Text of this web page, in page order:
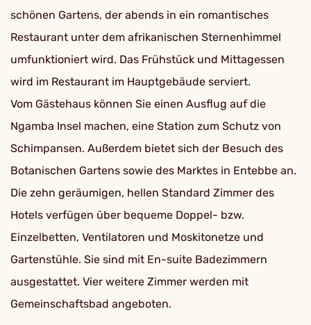
schönen Gartens, der abends in ein romantisches
Restaurant unter dem afrikanischen Sternenhimmel
umfunktioniert wird. Das Frühstück und Mittagessen
wird im Restaurant im Hauptgebäude serviert.
Vom Gästehaus können Sie einen Ausflug auf die
Ngamba Insel machen, eine Station zum Schutz von
Schimpansen. Außerdem bietet sich der Besuch des
Botanischen Gartens sowie des Marktes in Entebbe an.
Die zehn geräumigen, hellen Standard Zimmer des
Hotels verfügen über bequeme Doppel- bzw.
Einzelbetten, Ventilatoren und Moskitonetze und
Gartenstühle. Sie sind mit En-suite Badezimmern
ausgestattet. Vier weitere Zimmer werden mit
Gemeinschaftsbad angeboten.